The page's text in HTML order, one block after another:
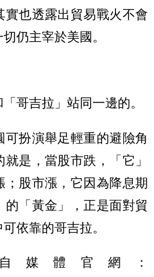
實也透露出貿易戰火不會
仍主宰於美國。
哥吉拉」站同一邊的。
扮演舉足輕重的避險角
是，當股市跌，「它」
；股市漲，它因為降息期
的「黃金」，正是面對貿
依靠的哥吉拉。
媒體官網：